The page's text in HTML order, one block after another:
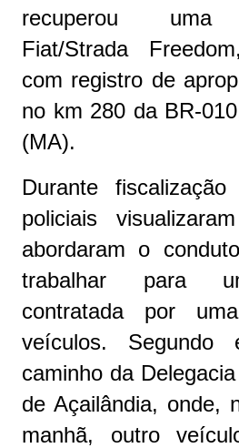
recuperou uma
Fiat/Strada
com registro de
no km 280 da BR-
(MA).
Durante
policiais
abordaram o
trabalhar para
contratada por
veículos.
caminho da
de Açailândia, onde,
manhã, outro